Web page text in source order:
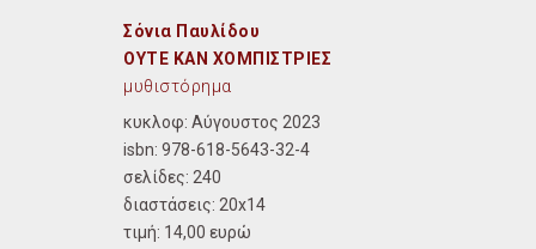
κυκλοφ: Αύγουστος 2023
isbn: 978-618-5643-32-4
σελίδες: 240
διαστάσεις: 20x14
τιμή: 14,00 ευρώ
Σόνια Παυλίδου
ΟΥΤΕ ΚΑΝ ΧΟΜΠΙΣΤΡΙΕΣ
μυθιστόρημα